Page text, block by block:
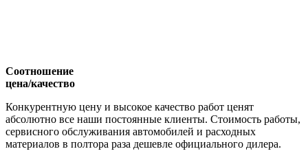
Соотношение
цена/качество
Конкурентную цену и высокое качество работ ценят
абсолютно все наши постоянные клиенты. Стоимость работы,
сервисного обслуживания автомобилей и расходных
материалов в полтора раза дешевле официального дилера.